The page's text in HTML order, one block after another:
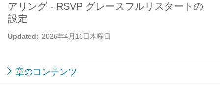
Updated: 2026年4月16日木曜日
アリング - RSVP グレースフルリスタートの
設定
章のコンテンツ